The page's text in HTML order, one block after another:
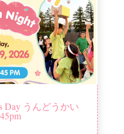
Day うんどうかい